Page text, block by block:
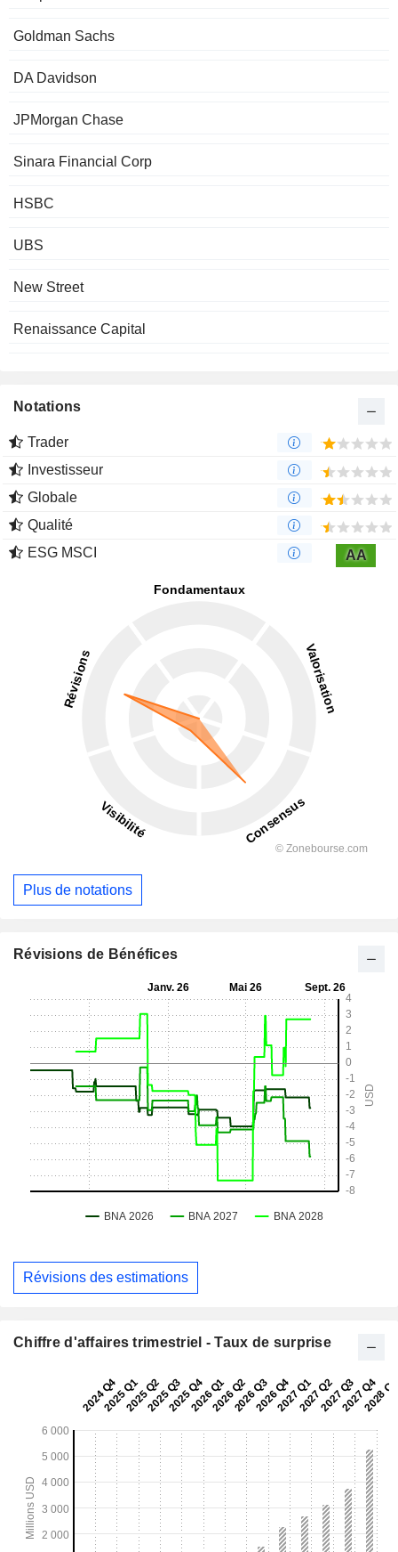
Goldman Sachs
DA Davidson
JPMorgan Chase
Sinara Financial Corp
HSBC
UBS
New Street
Renaissance Capital
Notations
Trader
Investisseur
Globale
Qualité
ESG MSCI
AA
Plus de notations
Révisions de Bénéfices
Révisions des estimations
Chiffre d'affaires trimestriel - Taux de surprise